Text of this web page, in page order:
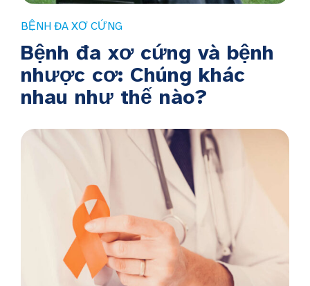
BỆNH ĐA XƠ CỨNG
Bệnh đa xơ cứng và bệnh
nhược cơ: Chúng khác
nhau như thế nào?